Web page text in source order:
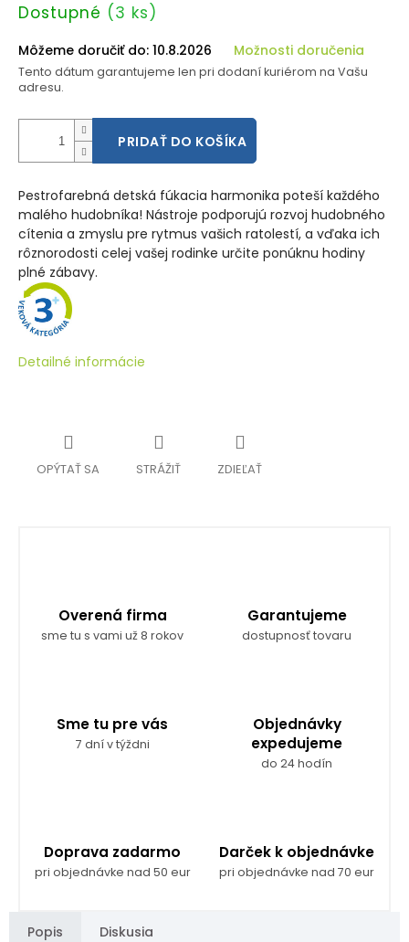
Jednotková
Dostupné (3 ks)
Môžeme doručiť do: 10.8.2026 Možnosti doručenia
Tento dátum garantujeme len pri dodaní kuriérom na Vašu
adresu.
PRIDAŤ DO KOŠÍKA
Pestrofarebná detská fúkacia harmonika poteší každého
malého hudobníka! Nástroje podporujú rozvoj hudobného
cítenia a zmyslu pre rytmus vašich ratolestí, a vďaka ich
rôznorodosti celej vašej rodinke určite ponúknu hodiny
plné zábavy.
Detailné informácie
OPÝTAŤ SA STRÁŽIŤ ZDIEĽAŤ
Overená firma
sme tu s vami už 8 rokov
Garantujeme
dostupnosť tovaru
Sme tu pre vás
7 dní v týždni
Objednávky
expedujeme
do 24 hodín
Doprava zadarmo
pri objednávke nad 50 eur
Darček k objednávke
pri objednávke nad 70 eur
Popis Diskusia